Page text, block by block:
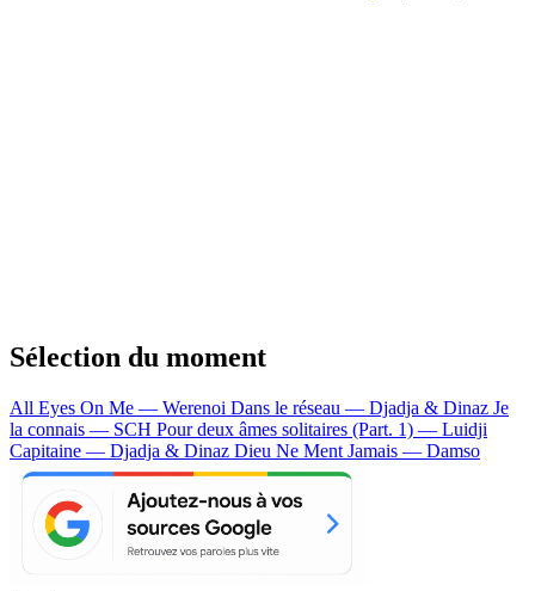
Sélection du moment
All Eyes On Me — Werenoi Dans le réseau — Djadja & Dinaz Je
la connais — SCH Pour deux âmes solitaires (Part. 1) — Luidji
Capitaine — Djadja & Dinaz Dieu Ne Ment Jamais — Damso